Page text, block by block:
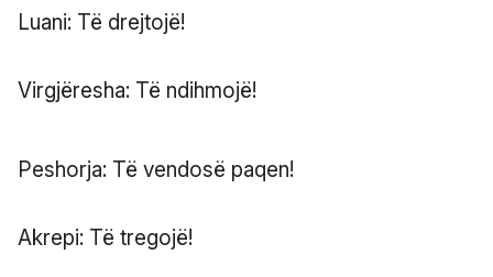
Luani: Të drejtojë!
Virgjëresha: Të ndihmojë!
Peshorja: Të vendosë paqen!
Akrepi: Të tregojë!